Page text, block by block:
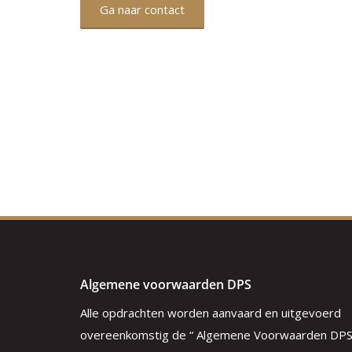
Ga naar contact
Algemene voorwaarden DPS
Alle opdrachten worden aanvaard en uitgevoerd
overeenkomstig de “ Algemene Voorwaarden DPS